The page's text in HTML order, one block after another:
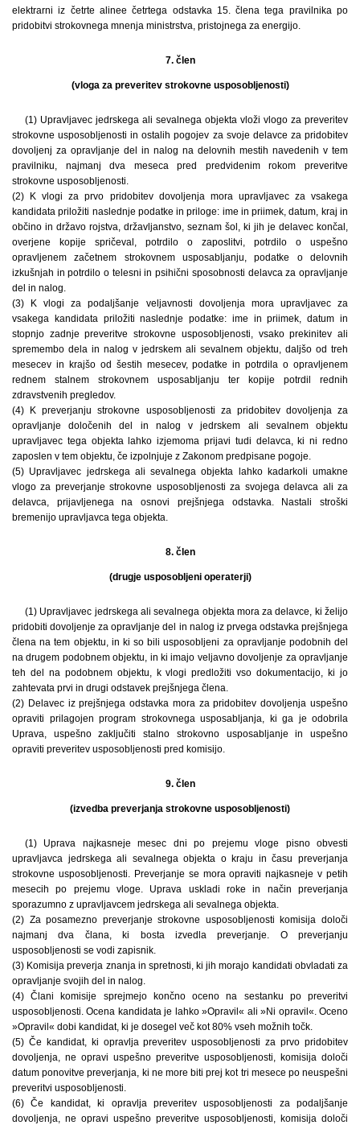
elektrarni iz četrte alinee četrtega odstavka 15. člena tega pravilnika po
pridobitvi strokovnega mnenja ministrstva, pristojnega za energijo.
7. člen
(vloga za preveritev strokovne usposobljenosti)
(1) Upravljavec jedrskega ali sevalnega objekta vloži vlogo za preveritev
strokovne usposobljenosti in ostalih pogojev za svoje delavce za pridobitev
dovoljenj za opravljanje del in nalog na delovnih mestih navedenih v tem
pravilniku, najmanj dva meseca pred predvidenim rokom preveritve
strokovne usposobljenosti.
(2) K vlogi za prvo pridobitev dovoljenja mora upravljavec za vsakega
kandidata priložiti naslednje podatke in priloge: ime in priimek, datum, kraj in
občino in državo rojstva, državljanstvo, seznam šol, ki jih je delavec končal,
overjene kopije spričeval, potrdilo o zaposlitvi, potrdilo o uspešno
opravljenem začetnem strokovnem usposabljanju, podatke o delovnih
izkušnjah in potrdilo o telesni in psihični sposobnosti delavca za opravljanje
del in nalog.
(3) K vlogi za podaljšanje veljavnosti dovoljenja mora upravljavec za
vsakega kandidata priložiti naslednje podatke: ime in priimek, datum in
stopnjo zadnje preveritve strokovne usposobljenosti, vsako prekinitev ali
spremembo dela in nalog v jedrskem ali sevalnem objektu, daljšo od treh
mesecev in krajšo od šestih mesecev, podatke in potrdila o opravljenem
rednem stalnem strokovnem usposabljanju ter kopije potrdil rednih
zdravstvenih pregledov.
(4) K preverjanju strokovne usposobljenosti za pridobitev dovoljenja za
opravljanje določenih del in nalog v jedrskem ali sevalnem objektu
upravljavec tega objekta lahko izjemoma prijavi tudi delavca, ki ni redno
zaposlen v tem objektu, če izpolnjuje z Zakonom predpisane pogoje.
(5) Upravljavec jedrskega ali sevalnega objekta lahko kadarkoli umakne
vlogo za preverjanje strokovne usposobljenosti za svojega delavca ali za
delavca, prijavljenega na osnovi prejšnjega odstavka. Nastali stroški
bremenijo upravljavca tega objekta.
8. člen
(drugje usposobljeni operaterji)
(1) Upravljavec jedrskega ali sevalnega objekta mora za delavce, ki želijo
pridobiti dovoljenje za opravljanje del in nalog iz prvega odstavka prejšnjega
člena na tem objektu, in ki so bili usposobljeni za opravljanje podobnih del
na drugem podobnem objektu, in ki imajo veljavno dovoljenje za opravljanje
teh del na podobnem objektu, k vlogi predložiti vso dokumentacijo, ki jo
zahtevata prvi in drugi odstavek prejšnjega člena.
(2) Delavec iz prejšnjega odstavka mora za pridobitev dovoljenja uspešno
opraviti prilagojen program strokovnega usposabljanja, ki ga je odobrila
Uprava, uspešno zaključiti stalno strokovno usposabljanje in uspešno
opraviti preveritev usposobljenosti pred komisijo.
9. člen
(izvedba preverjanja strokovne usposobljenosti)
(1) Uprava najkasneje mesec dni po prejemu vloge pisno obvesti
upravljavca jedrskega ali sevalnega objekta o kraju in času preverjanja
strokovne usposobljenosti. Preverjanje se mora opraviti najkasneje v petih
mesecih po prejemu vloge. Uprava uskladi roke in način preverjanja
sporazumno z upravljavcem jedrskega ali sevalnega objekta.
(2) Za posamezno preverjanje strokovne usposobljenosti komisija določi
najmanj dva člana, ki bosta izvedla preverjanje. O preverjanju
usposobljenosti se vodi zapisnik.
(3) Komisija preverja znanja in spretnosti, ki jih morajo kandidati obvladati za
opravljanje svojih del in nalog.
(4) Člani komisije sprejmejo končno oceno na sestanku po preveritvi
usposobljenosti. Ocena kandidata je lahko »Opravil« ali »Ni opravil«. Oceno
»Opravil« dobi kandidat, ki je dosegel več kot 80% vseh možnih točk.
(5) Če kandidat, ki opravlja preveritev usposobljenosti za prvo pridobitev
dovoljenja, ne opravi uspešno preveritve usposobljenosti, komisija določi
datum ponovitve preverjanja, ki ne more biti prej kot tri mesece po neuspešni
preveritvi usposobljenosti.
(6) Če kandidat, ki opravlja preveritev usposobljenosti za podaljšanje
dovoljenja, ne opravi uspešno preveritve usposobljenosti, komisija določi